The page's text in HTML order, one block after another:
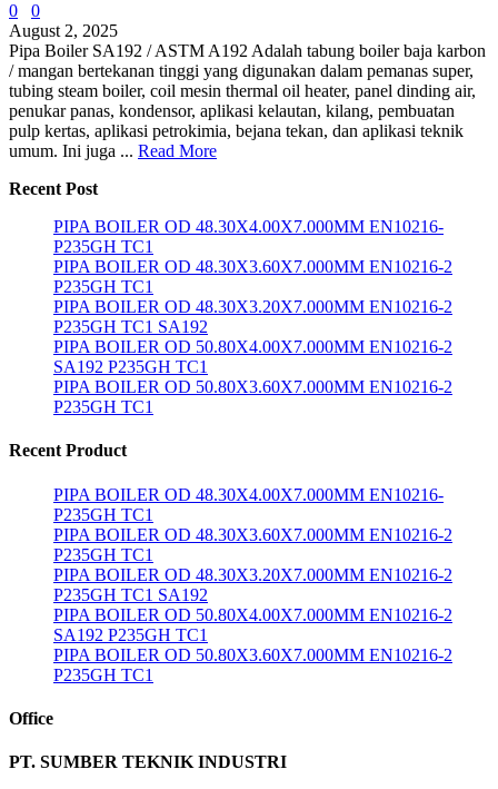
0
0
August 2, 2025
Pipa Boiler SA192 / ASTM A192 Adalah tabung boiler baja karbon
/ mangan bertekanan tinggi yang digunakan dalam pemanas super,
tubing steam boiler, coil mesin thermal oil heater, panel dinding air,
penukar panas, kondensor, aplikasi kelautan, kilang, pembuatan
pulp kertas, aplikasi petrokimia, bejana tekan, dan aplikasi teknik
umum. Ini juga ... Read More
Recent Post
PIPA BOILER OD 48.30X4.00X7.000MM EN10216-
P235GH TC1
PIPA BOILER OD 48.30X3.60X7.000MM EN10216-2
P235GH TC1
PIPA BOILER OD 48.30X3.20X7.000MM EN10216-2
P235GH TC1 SA192
PIPA BOILER OD 50.80X4.00X7.000MM EN10216-2
SA192 P235GH TC1
PIPA BOILER OD 50.80X3.60X7.000MM EN10216-2
P235GH TC1
Recent Product
PIPA BOILER OD 48.30X4.00X7.000MM EN10216-
P235GH TC1
PIPA BOILER OD 48.30X3.60X7.000MM EN10216-2
P235GH TC1
PIPA BOILER OD 48.30X3.20X7.000MM EN10216-2
P235GH TC1 SA192
PIPA BOILER OD 50.80X4.00X7.000MM EN10216-2
SA192 P235GH TC1
PIPA BOILER OD 50.80X3.60X7.000MM EN10216-2
P235GH TC1
Office
PT. SUMBER TEKNIK INDUSTRI